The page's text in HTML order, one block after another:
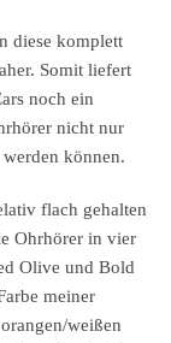
diese komplett
Somit liefert
noch ein
nicht nur
können.
flach gehalten
Ohrhörer in vier
Olive und Bold
meiner
weißen